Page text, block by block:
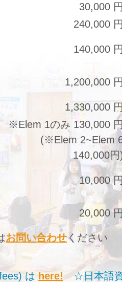
30,000
240,000
140,000
1,200,000
1,330,000
※Elem 1のみ 130,000
(※Elem 2~Elem
140,000円
10,000
20,000
お問い合わせください
はhere! ☆日本語